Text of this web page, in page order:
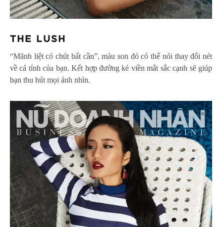
THE LUSH
“Mãnh liệt có chút bất cần”, màu son đỏ có thể nói thay đổi nét
về cá tính của bạn. Kết hợp đường kẻ viền mắt sắc cạnh sẽ giúp
bạn thu hút mọi ánh nhìn.